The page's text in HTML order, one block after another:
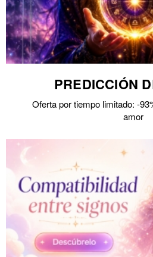
PREDICCIÓN
Oferta por tiempo limitado: -
amor